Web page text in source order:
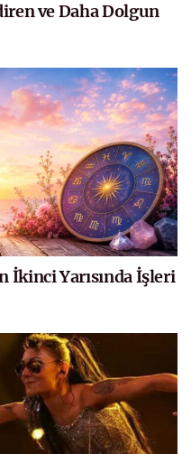
ve Daha Dolgun
İkinci Yarısında İşleri